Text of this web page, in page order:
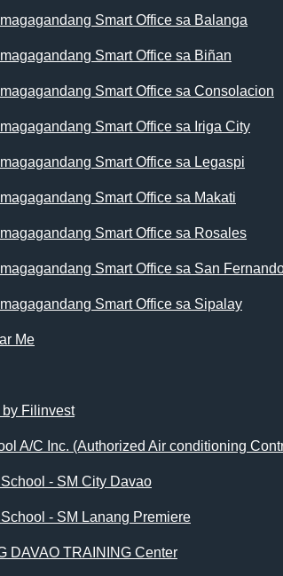
Smart Office sa Balanga
Smart Office sa Biñan
Smart Office sa Consolacion
Smart Office sa Iriga City
Smart Office sa Legaspi
Smart Office sa Makati
Smart Office sa Rosales
Smart Office sa San
Smart Office sa Sipalay
Me
Filinvest
A/C Inc. (Authorized Air conditioning
- SM City Davao
- SM Lanang Premiere
DAVAO TRAINING Center